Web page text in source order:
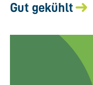
Gut gekühlt